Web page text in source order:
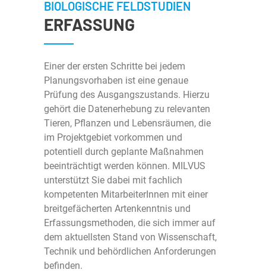
Über Uns
Über Milvus
Aktuelles
Karriere
Kontakt
Impressum
Datenschutz
©2026 Milvus GmbH
BIOLOGISCHE FELDSTUDIEN
ERFASSUNG
Einer der ersten Schritte bei jedem
Planungsvorhaben ist eine genaue
Prüfung des Ausgangszustands. Hierzu
gehört die Datenerhebung zu relevanten
Tieren, Pflanzen und Lebensräumen, die
im Projektgebiet vorkommen und
potentiell durch geplante Maßnahmen
beeinträchtigt werden können. MILVUS
unterstützt Sie dabei mit fachlich
kompetenten MitarbeiterInnen mit einer
breitgefächerten Artenkenntnis und
Erfassungsmethoden, die sich immer auf
dem aktuellsten Stand von Wissenschaft,
Technik und behördlichen Anforderungen
befinden.